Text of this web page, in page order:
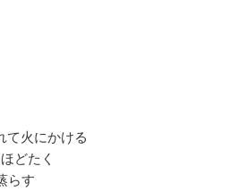
て火にかける
どたく
らす